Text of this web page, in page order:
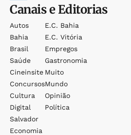
Canais e Editorias
Autos
Bahia
Brasil
Saúde
Cineinsite
Concursos
Cultura
Digital
Salvador
Economia
E.c. Bahia
E.c. Vitória
Empregos
Gastronomia
Muito
Mundo
Opinião
Política